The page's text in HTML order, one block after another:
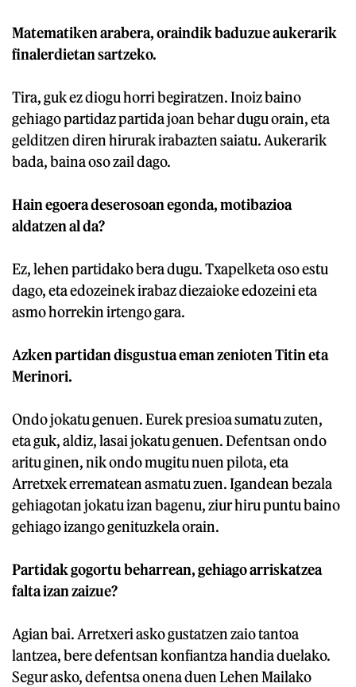
Matematiken arabera, oraindik baduzue aukerarik
finalerdietan sartzeko.
Tira, guk ez diogu horri begiratzen. Inoiz baino
gehiago partidaz partida joan behar dugu orain, eta
gelditzen diren hirurak irabazten saiatu. Aukerarik
bada, baina oso zail dago.
Hain egoera deserosoan egonda, motibazioa
aldatzen al da?
Ez, lehen partidako bera dugu. Txapelketa oso estu
dago, eta edozeinek irabaz diezaioke edozeini eta
asmo horrekin irtengo gara.
Azken partidan disgustua eman zenioten Titin eta
Merinori.
Ondo jokatu genuen. Eurek presioa sumatu zuten,
eta guk, aldiz, lasai jokatu genuen. Defentsan ondo
aritu ginen, nik ondo mugitu nuen pilota, eta
Arretxek errematean asmatu zuen. Igandean bezala
gehiagotan jokatu izan bagenu, ziur hiru puntu baino
gehiago izango genituzkela orain.
Partidak gogortu beharrean, gehiago arriskatzea
falta izan zaizue?
Agian bai. Arretxeri asko gustatzen zaio tantoa
lantzea, bere defentsan konfiantza handia duelako.
Segur asko, defentsa onena duen Lehen Mailako